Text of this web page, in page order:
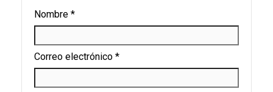
Nombre *
Correo electrónico *